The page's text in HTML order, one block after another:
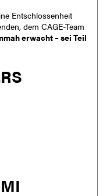
Entschlossenheit
dem CAGE-Team
erwacht – sei Teil